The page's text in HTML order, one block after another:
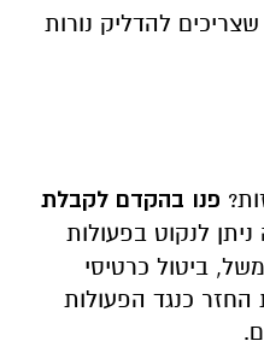
להדליק נורות
פנו בהקדם לקבלת
ניתן לנקוט בפעולות
ביטול כרטיסי
כנגד הפעולות